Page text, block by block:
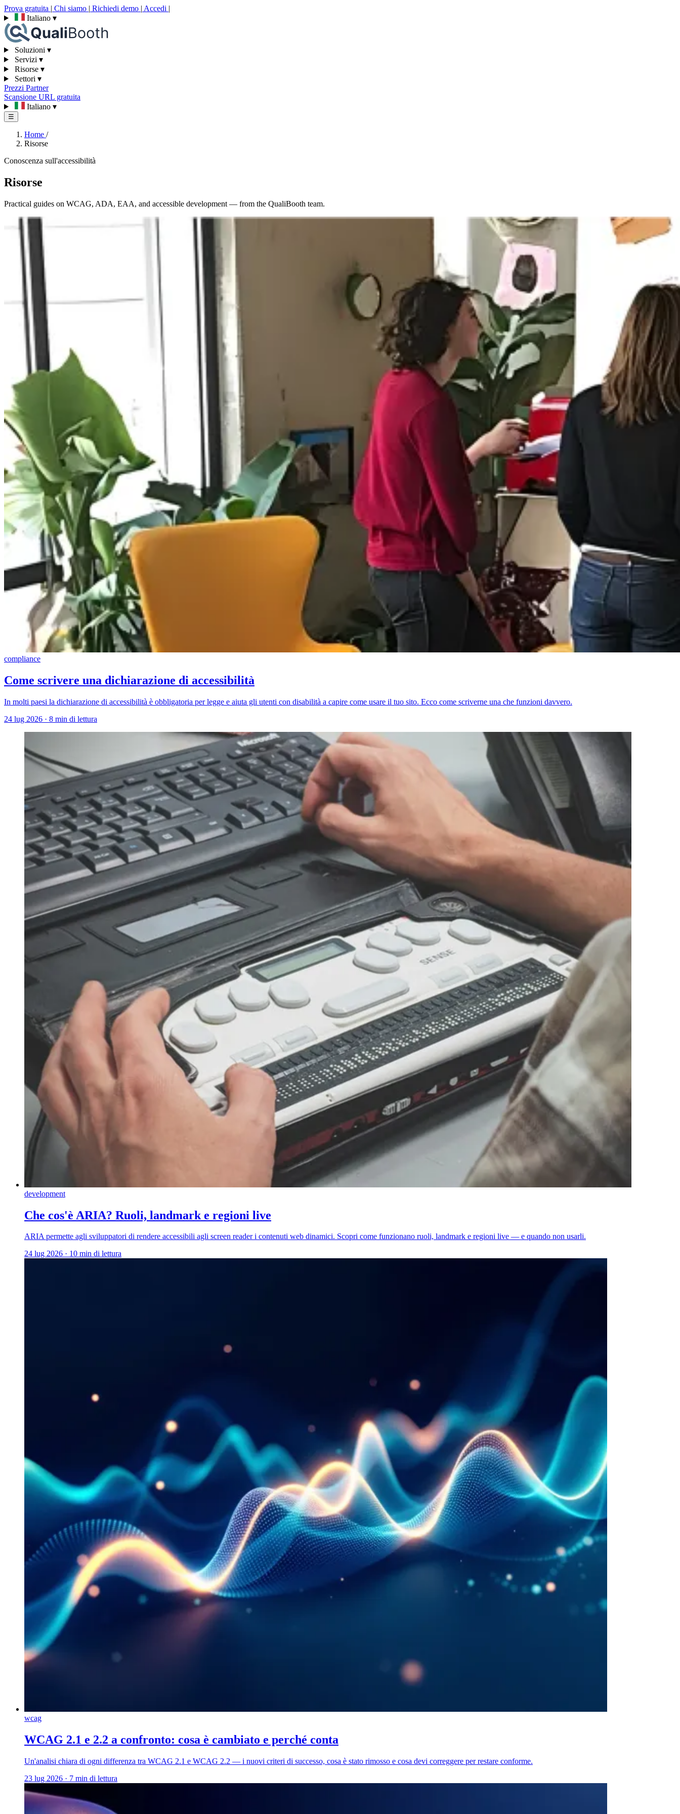
Prova gratuita | Chi siamo | Richiedi demo | Accedi |
Italiano ▾
Soluzioni ▾
Servizi ▾
Risorse ▾
Settori ▾
Prezzi Partner
Scansione URL gratuita
Italiano ▾
☰
Home /
Risorse
Conoscenza sull'accessibilità
Risorse
Practical guides on WCAG, ADA, EAA, and accessible development — from the QualiBooth team.
compliance
Come scrivere una dichiarazione di accessibilità
In molti paesi la dichiarazione di accessibilità è obbligatoria per legge e aiuta gli utenti con disabilità a capire come usare il tuo sito. Ecco come scriverne una che funzioni davvero.
24 lug 2026 · 8 min di lettura
development
Che cos'è ARIA? Ruoli, landmark e regioni live
ARIA permette agli sviluppatori di rendere accessibili agli screen reader i contenuti web dinamici. Scopri come funzionano ruoli, landmark e regioni live — e quando non usarli.
24 lug 2026 · 10 min di lettura
wcag
WCAG 2.1 e 2.2 a confronto: cosa è cambiato e perché conta
Un'analisi chiara di ogni differenza tra WCAG 2.1 e WCAG 2.2 — i nuovi criteri di successo, cosa è stato rimosso e cosa devi correggere per restare conforme.
23 lug 2026 · 7 min di lettura